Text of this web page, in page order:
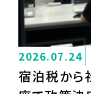
2026.07.24
宿泊税か